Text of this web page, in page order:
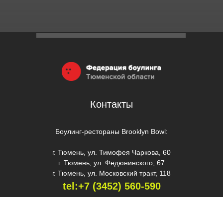
Контакты
Боулинг-рестораны Brooklyn Bowl:
г. Тюмень, ул. Тимофея Чаркова, 60
г. Тюмень, ул. Федюнинского, 67
г. Тюмень, ул. Московский тракт, 118
tel:+7 (3452) 560-590